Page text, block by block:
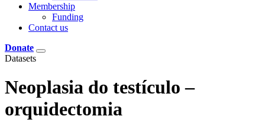
Membership
Funding
Contact us
Donate
Datasets
Neoplasia do testículo –
orquidectomia